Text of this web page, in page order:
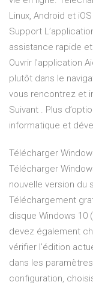
Linux, Android et
Support
assistance rapide
Ouvrir l'application
plutôt dans le
vous rencontrez et
Suivant . Plus
informatique et
Télécharger
Télécharger
nouvelle version du
Téléchargement
disque Windows 10
devez également
vérifier l’édition
dans les
configuration,